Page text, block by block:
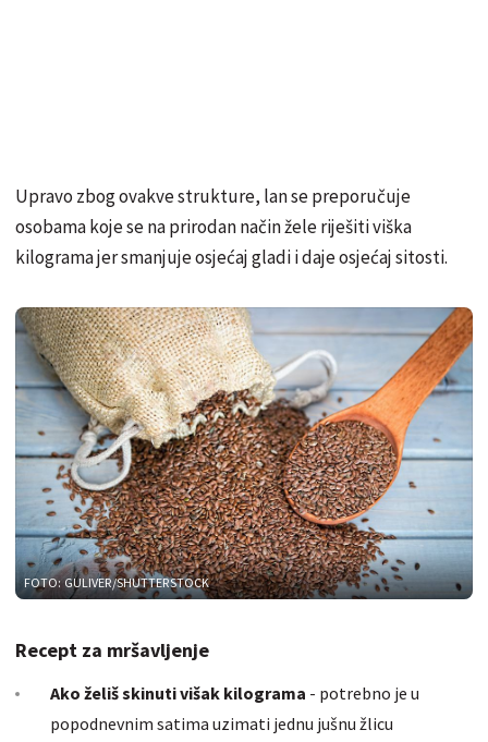
Upravo zbog ovakve strukture, lan se preporučuje
osobama koje se na prirodan način žele riješiti viška
kilograma jer smanjuje osjećaj gladi i daje osjećaj sitosti.
FOTO: GULIVER/SHUTTERSTOCK
Recept za mršavljenje
Ako želiš skinuti višak kilograma - potrebno je u
popodnevnim satima uzimati jednu jušnu žlicu